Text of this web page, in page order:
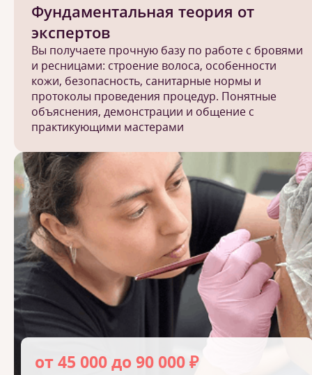
Фундаментальная теория от
экспертов
Вы получаете прочную базу по работе с бровями
и ресницами: строение волоса, особенности
кожи, безопасность, санитарные нормы и
протоколы проведения процедур. Понятные
объяснения, демонстрации и общение с
практикующими мастерами
от 45 000 до 90 000 ₽